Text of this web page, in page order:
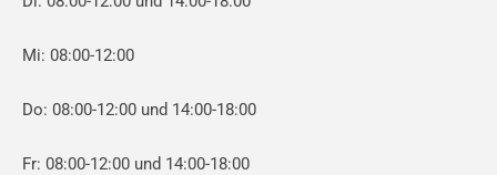
Mi: 08:00-12:00
Do: 08:00-12:00 und 14:00-18:00
Fr: 08:00-12:00 und 14:00-18:00